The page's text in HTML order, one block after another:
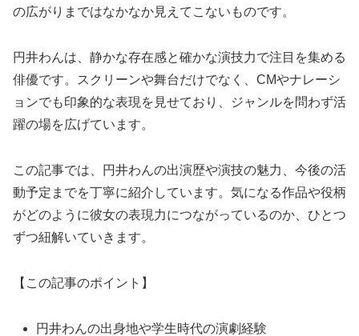
の広がりまではなかなか見えてこないものです。
円井わんは、静かな存在感と確かな演技力で注目を集める
俳優です。スクリーンや舞台だけでなく、CMやナレーシ
ョンでも印象的な表現を見せており、ジャンルを問わず活
躍の場を広げています。
この記事では、円井わんの出演歴や演技の魅力、今後の活
動予定までを丁寧に紹介しています。気になる作品や役柄
がどのように彼女の表現力につながっているのか、ひとつ
ずつ紐解いていきます。
【この記事のポイント】
円井わんの出身地や学生時代の演劇経験